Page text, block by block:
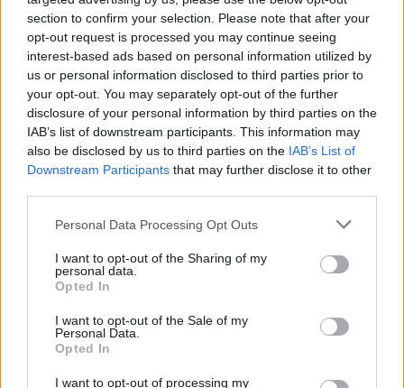
section to confirm your selection. Please note that after your
opt-out request is processed you may continue seeing
interest-based ads based on personal information utilized by
us or personal information disclosed to third parties prior to
your opt-out. You may separately opt-out of the further
disclosure of your personal information by third parties on the
IAB’s list of downstream participants. This information may
also be disclosed by us to third parties on the IAB’s List of
Downstream Participants that may further disclose it to other
Personal Data Processing Opt Outs
I want to opt-out of the Sharing of my
personal data.
Opted In
I want to opt-out of the Sale of my
Personal Data.
Opted In
I want to opt-out of processing my